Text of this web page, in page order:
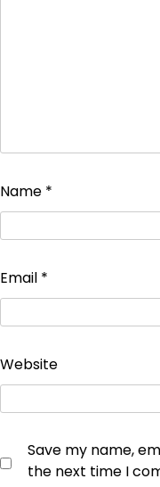
Name *
Email *
Website
Save my name,
the next time I